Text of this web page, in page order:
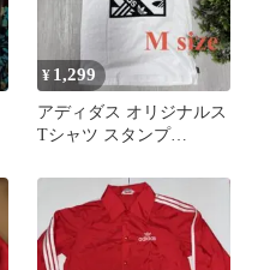
¥ 1,299
アディダス オリジナルス
Tシャツ スタンプ